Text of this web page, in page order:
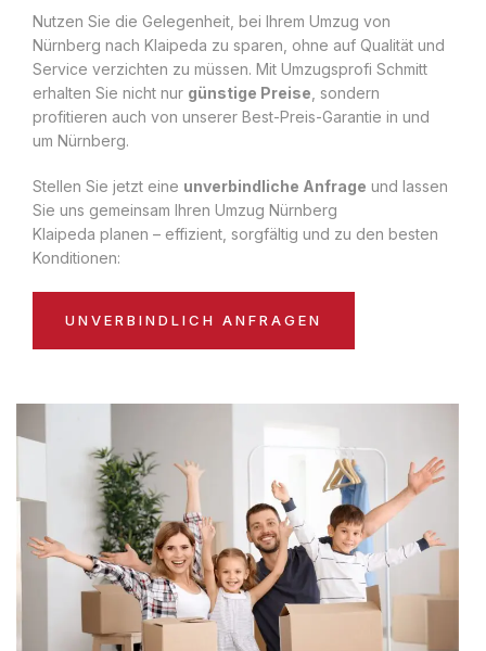
Nutzen Sie die Gelegenheit, bei Ihrem Umzug von
Nürnberg nach Klaipeda zu sparen, ohne auf Qualität und
Service verzichten zu müssen. Mit Umzugsprofi Schmitt
erhalten Sie nicht nur günstige Preise , sondern
profitieren auch von unserer Best-Preis-Garantie in und
um Nürnberg.
Stellen Sie jetzt eine unverbindliche Anfrage und lassen
Sie uns gemeinsam Ihren Umzug Nürnberg
Klaipeda planen – effizient, sorgfältig und zu den besten
Konditionen:
UNVERBINDLICH ANFRAGEN